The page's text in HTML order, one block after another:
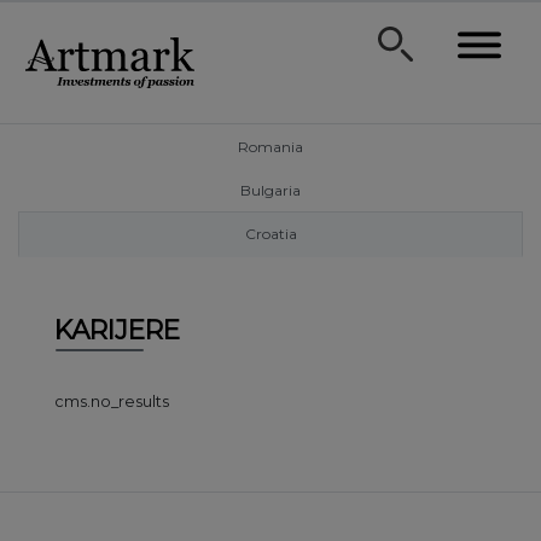
Romania
Bulgaria
Croatia
KARIJERE
cms.no_results